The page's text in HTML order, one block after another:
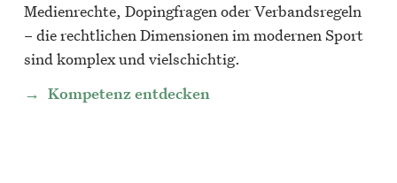
Medienrechte, Dopingfragen oder Verbandsregeln
– die rechtlichen Dimensionen im modernen Sport
sind komplex und vielschichtig.
Kompetenz entdecken